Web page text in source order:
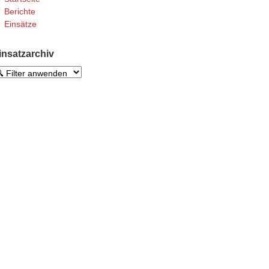
Berichte
Einsätze